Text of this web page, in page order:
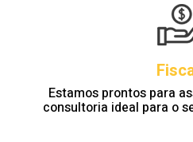
Estamos prontos para
consultoria ideal para o